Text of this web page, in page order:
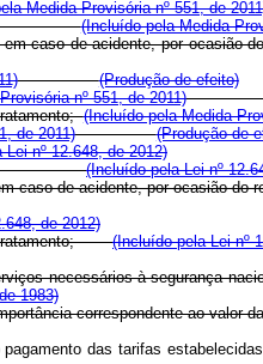
Medida Provisória nº 551, de
direta;(Incluído pela Medida
ainda, em caso de
(Produção de efeito)
nº 551, de 2011)
(Incluído pela Medida
de 2011)
(Produção de
Lei nº 12.648, de 2012)
direta;(Incluído pela Lei nº
em caso de acidente, por
de 2012)
de tratamento;(Incluído pela Lei nº
necessários à segurança
1983)
correspondente ao valor
pagamento das tarifas